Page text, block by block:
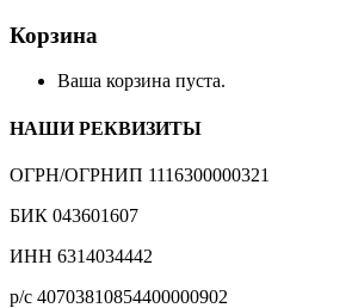
Корзина
Ваша корзина пуста.
НАШИ РЕКВИЗИТЫ
ОГРН/ОГРНИП 1116300000321
БИК 043601607
ИНН 6314034442
р/с 40703810854400000902